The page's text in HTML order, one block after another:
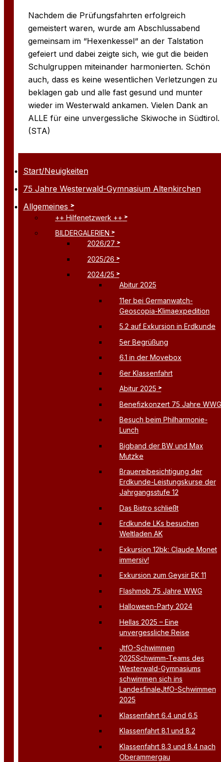
Start/Neuigkeiten
75 Jahre Westerwald-Gymnasium Altenkirchen
Allgemeines
++ Hilfenetzwerk ++
BILDERGALERIEN
2026/27
2025/26
2024/25
Abitur 2025
11er bei Germanwatch-
Geoscopia-Klimaexpedition
5.2 auf Exkursion in Erdkunde
5er Begrüßung
6.1 in der Movebox
6er Klassenfahrt
Abitur 2025
Benefizkonzert 75 Jahre WWG
Besuch beim Philharmonie-
Lunch
Bigband der BW und Max
Mutzke
Brauereibesichtigung der
Erdkunde-Leistungskurse der
Jahrgangsstufe 12
Das Bistro schließt
Erdkunde LKs besuchen
Weltladen AK
Exkursion 12bk: Claude Monet
immersiv!
Exkursion zum Geysir EK 11
Flashmob 75 Jahre WWG
Halloween-Party 2024
Hellas 2025 – Eine
unvergessliche Reise
JtfO-Schwimmen
2025Schwimm-Teams des
Westerwald-Gymnasiums
schwimmen sich ins
LandesfinaleJtfO-Schwimmen
2025
Klassenfahrt 6.4 und 6.5
Klassenfahrt 8.1 und 8.2
Klassenfahrt 8.3 und 8.4 nach
Oberammergau
Nachdem die Prüfungsfahrten erfolgreich
gemeistert waren, wurde am Abschlussabend
gemeinsam im “Hexenkessel“ an der Talstation
gefeiert und dabei zeigte sich, wie gut die beiden
Schulgruppen miteinander harmonierten. Schön
auch, dass es keine wesentlichen Verletzungen zu
beklagen gab und alle fast gesund und munter
wieder im Westerwald ankamen. Vielen Dank an
ALLE für eine unvergessliche Skiwoche in Südtirol.
(STA)